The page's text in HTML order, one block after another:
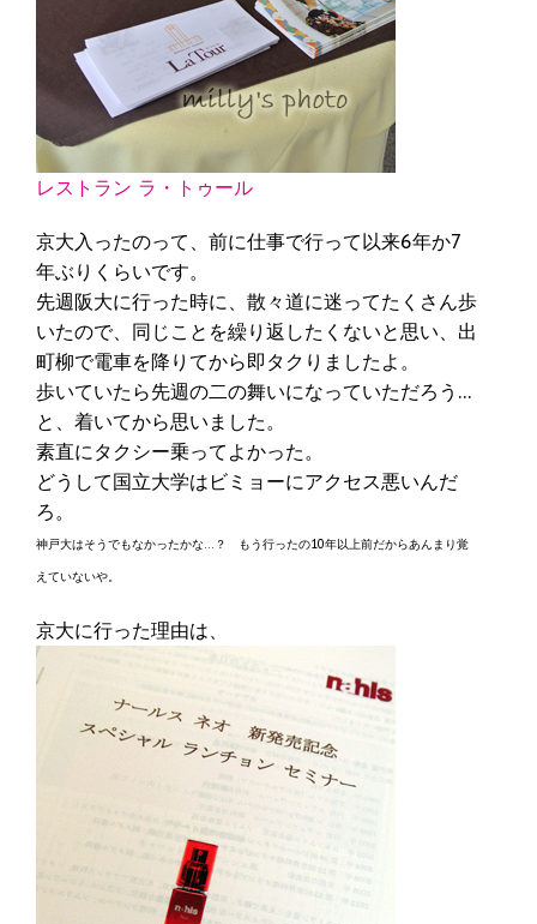
レストラン ラ・トゥール
京大入ったのって、前に仕事で行って以来6年か7
年ぶりくらいです。
先週阪大に行った時に、散々道に迷ってたくさん歩
いたので、同じことを繰り返したくないと思い、出
町柳で電車を降りてから即タクりましたよ。
歩いていたら先週の二の舞いになっていただろう…
と、着いてから思いました。
素直にタクシー乗ってよかった。
どうして国立大学はビミョーにアクセス悪いんだ
ろ。
神戸大はそうでもなかったかな…？ もう行ったの10年以上前だからあんまり覚
えていないや。
京大に行った理由は、